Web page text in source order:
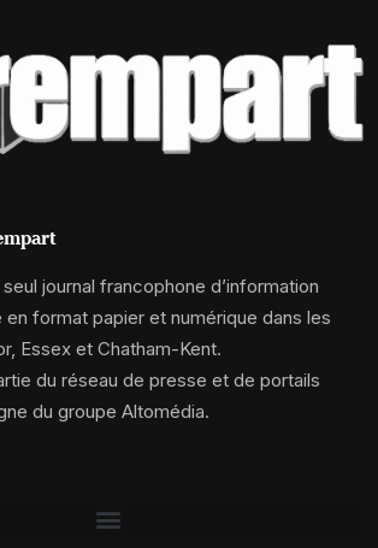
journal francophone d’information
format papier et numérique dans les
Essex et Chatham-Kent.
du réseau de presse et de portails
du groupe Altomédia.